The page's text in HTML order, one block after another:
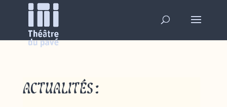
ACTUALITÉS :